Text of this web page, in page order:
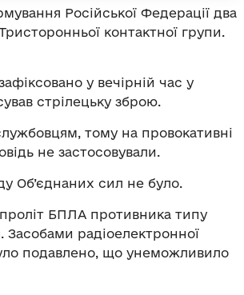
Російської Федерації два
контактної групи.
у вечірній час у
стрілецьку зброю.
тому на провокативні
не застосовували.
Об’єднаних сил не було.
БПЛА противника типу
Засобами радіоелектронної
подавлено, що унеможливило